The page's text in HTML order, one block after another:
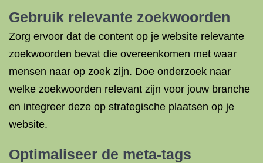
Gebruik relevante zoekwoorden
Zorg ervoor dat de content op je website relevante
zoekwoorden bevat die overeenkomen met waar
mensen naar op zoek zijn. Doe onderzoek naar
welke zoekwoorden relevant zijn voor jouw branche
en integreer deze op strategische plaatsen op je
website.
Optimaliseer de meta-tags